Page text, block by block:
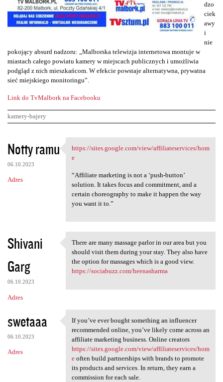
dzo
ciek
awy
i
nie
pokojący absurd nadzoru: „Malborska telewizja internetowa montuje w
miastach całego powiatu kamery w miejscach publicznych i umożliwia
podgląd z nich mieszkańcom. W efekcie powstaje alternatywna, prywatna
sieć miejskiego monitoringu”.
Link do TvMalbork na Facebooku
kamery-bajery
K
o
m
e
r
e
Notty ramu
06.10.2023
Adres
https://sites.google.com/view
https://sites.google.com/view/affiliateservices/hom
e
“Affiliate marketing is not a ‘push-button’
solution. It takes focus and commitment, and a
certain choreography to make it happen the way
you want it to.”
Shivani
Garg
06.10.2023
Adres
There are many massage parlor
There are many massage parlor in our area but you
should visit them during your stay. They also have
the option for massages which is a good view.
https://sociabuzz.com/heenasharma
swetaaa
06.10.2023
Adres
If you’ve ever bought
If you’ve ever bought something an influencer
recommended online, you’ve likely come across an
affiliate marketing business. Online creators
https://sites.google.com/view/affiliateservices/hom
eoften build partnerships with brands to promote
its products and services. In return, they earn a
commission for each sale.